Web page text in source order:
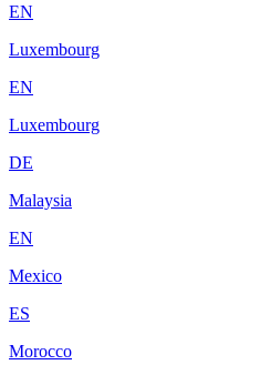
EN
Luxembourg
EN
Luxembourg
DE
Malaysia
EN
Mexico
ES
Morocco